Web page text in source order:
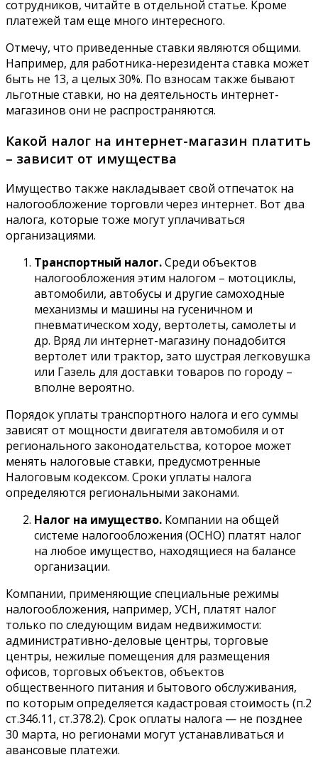
сотрудников, читайте в отдельной статье. Кроме
платежей там еще много интересного.
Отмечу, что приведенные ставки являются общими.
Например, для работника-нерезидента ставка может
быть не 13, а целых 30%. По взносам также бывают
льготные ставки, но на деятельность интернет-
магазинов они не распространяются.
Какой налог на интернет-магазин платить
– зависит от имущества
Имущество также накладывает свой отпечаток на
налогообложение торговли через интернет. Вот два
налога, которые тоже могут уплачиваться
организациями.
Транспортный налог.Среди объектов
налогообложения этим налогом – мотоциклы,
автомобили, автобусы и другие самоходные
механизмы и машины на гусеничном и
пневматическом ходу, вертолеты, самолеты и
др. Вряд ли интернет-магазину понадобится
вертолет или трактор, зато шустрая легковушка
или Газель для доставки товаров по городу –
вполне вероятно.
Порядок уплаты транспортного налога и его суммы
зависят от мощности двигателя автомобиля и от
регионального законодательства, которое может
менять налоговые ставки, предусмотренные
Налоговым кодексом. Сроки уплаты налога
определяются региональными законами.
Налог на имущество. Компании на общей
системе налогообложения (ОСНО) платят налог
на любое имущество, находящиеся на балансе
организации.
Компании, применяющие специальные режимы
налогообложения, например, УСН, платят налог
только по следующим видам недвижимости:
административно-деловые центры, торговые
центры, нежилые помещения для размещения
офисов, торговых объектов, объектов
общественного питания и бытового обслуживания,
по которым определяется кадастровая стоимость (п.2
ст.346.11, ст.378.2). Срок оплаты налога — не позднее
30 марта, но регионами могут устанавливаться и
авансовые платежи.